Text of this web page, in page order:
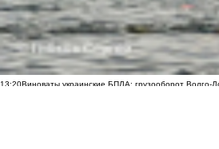
13:20Виноваты украинские БПЛА: грузооборот Волго-